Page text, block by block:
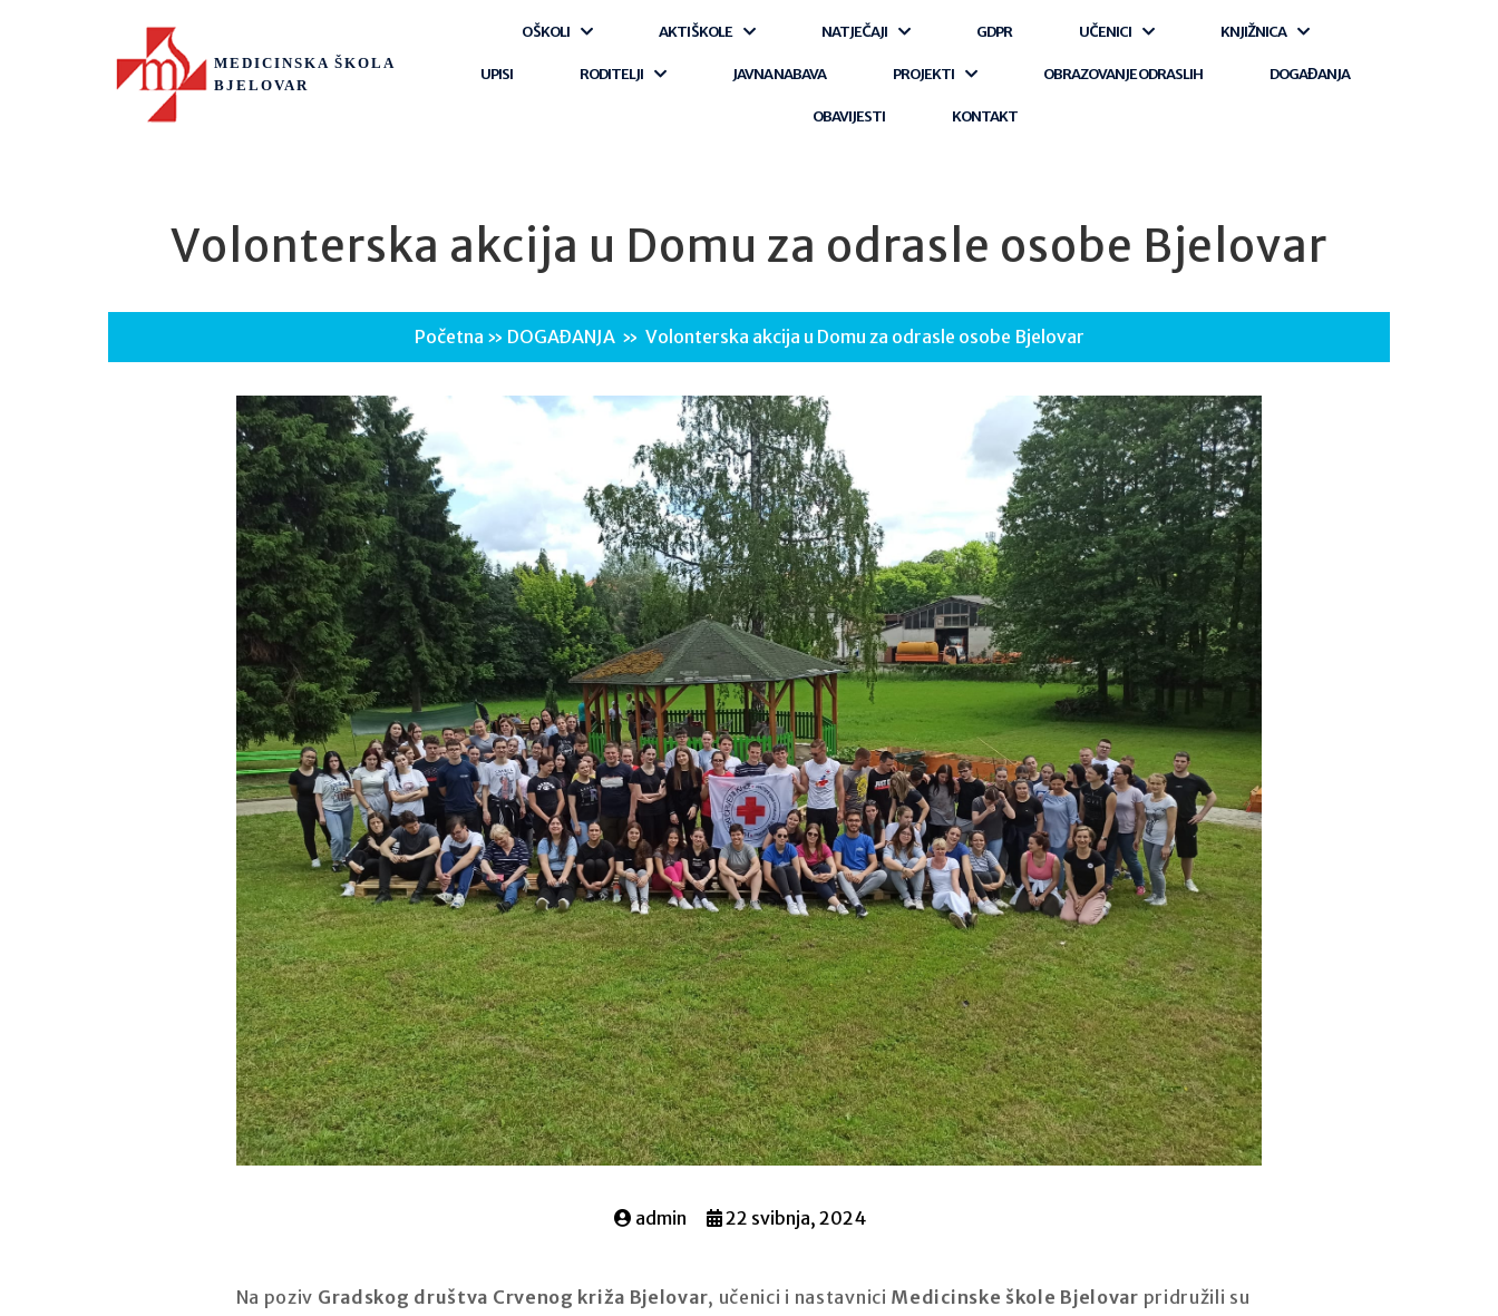
MEDICINSKA ŠKOLA
BJELOVAR
O ŠKOLI AKTI ŠKOLE NATJEČAJI GDPR UČENICI KNJIŽNICA
UPISI RODITELJI JAVNA NABAVA PROJEKTI OBRAZOVANJE ODRASLIH DOGAĐANJA
OBAVIJESTI KONTAKT
Volonterska akcija u Domu za odrasle osobe Bjelovar
Početna » DOGAĐANJA » Volonterska akcija u Domu za odrasle osobe Bjelovar
admin 22 svibnja, 2024
Na poziv Gradskog društva Crvenog križa Bjelovar, učenici i nastavnici Medicinske škole Bjelovar pridružili su